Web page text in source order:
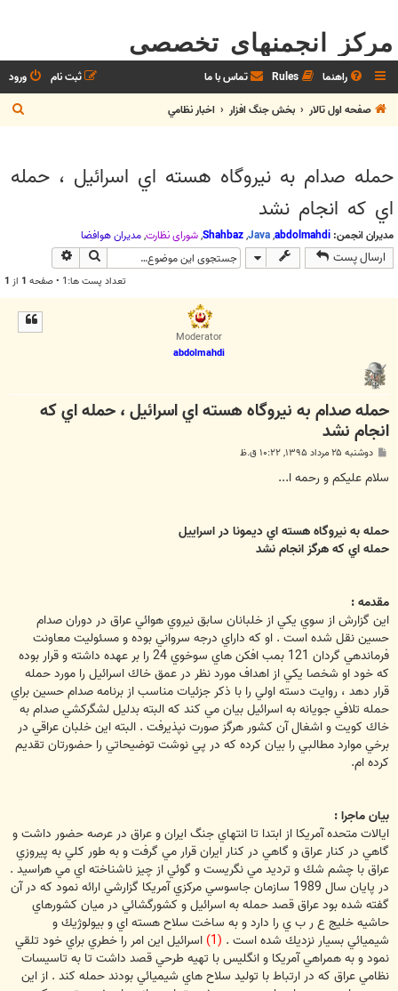
مرکز انجمنهای تخصصی
راهنما Rules تماس با ما ورود
ثبت نام
صفحه اول تالار
بخش جنگ افزار اخبار نظامي
س
حمله صدام به نيروگاه هسته اي اسرائيل ، حمله
اي كه انجام نشد
مدیران انجمن: abdolmahdi
,
Java
,
Shahbaz
,شوراي نظارت,مديران هوافضا
ارسال پست جستجو
تعداد پست ها:1 • صفحه 1 از 1
Moderator
abdolmahdi
حمله صدام به نيروگاه هسته اي اسرائيل ، حمله اي كه
انجام نشد
ت
دوشنبه ۲۵ مرداد ۱۳۹۵, ۱۰:۲۲ ق.ظ
سلام عليكم و رحمه ا...
حمله به نيروگاه هسته اي ديمونا در اسراييل
حمله اي كه هرگز انجام نشد
مقدمه :
اين گزارش از سوي يكي از خلبانان سابق نيروي هوائي عراق در دوران صدام
حسين نقل شده است . او كه داراي درجه سرواني بوده و مسئوليت معاونت
فرماندهي گردان 121 بمب افكن هاي سوخوي 24 را بر عهده داشته و قرار بوده
كه خود او شخصا يكي از اهداف مورد نظر در عمق خاك اسرائيل را مورد حمله
قرار دهد ، روايت دسته اولي را با ذكر جزئيات مناسب از برنامه صدام حسين براي
حمله تلافي جويانه به اسرائيل بيان مي كند كه البته بدليل لشگركشي صدام به
خاك كويت و اشغال آن كشور هرگز صورت نپذيرفت . البته اين خلبان عراقي در
برخي موارد مطالبي را بيان كرده كه در پي نوشت توضيحاتي را حضورتان تقديم
كرده ام.
بيان ماجرا :
ايالات متحده آمريكا از ابتدا تا انتهاي جنگ ايران و عراق در عرصه حضور داشت و
گاهي در كنار عراق و گاهي در كنار ايران قرار مي گرفت و به طور كلي به پيروزي
عراق با چشم شك و ترديد مي نگريست و گوئي از چيز ناشناخته اي مي هراسيد .
در پايان سال 1989 سازمان جاسوسي مركزي آمريكا گزارشي ارائه نمود كه در آن
گفته شده بود عراق قصد حمله به اسرائيل و كشورگشائي در ميان كشورهاي
حاشيه خليج ع ر ب ي را دارد و به ساخت سلاح هسته اي و بيولوژيك و
شيميائي بسيار نزديك شده است . (1)
اسرائيل اين امر را خطري براي خود تلقي
نمود و به همراهي آمريكا و انگليس با تهيه طرحي قصد داشت تا به تاسيسات
نظامي عراق كه در ارتباط با توليد سلاح هاي شيميائي بودند حمله كند . از اين